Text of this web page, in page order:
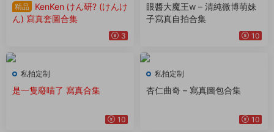
精品
KenKen けん研? (けんけ
ん) 寫真套圖合集
3
眼醬大魔王w – 清純微博萌妹
子寫真自拍合集
10
私拍定制
是一隻廢喵了 寫真合集
10
私拍定制
杏仁曲奇 – 寫真圖包合集
10